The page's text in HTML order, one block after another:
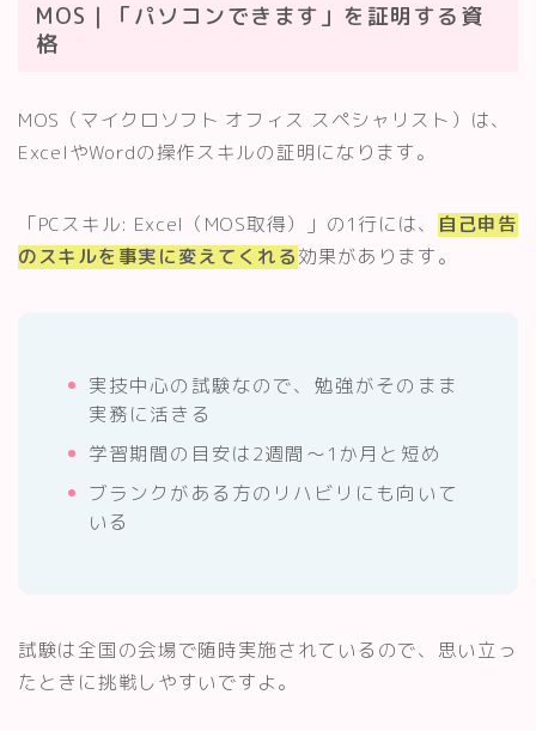
MOS｜「パソコンできます」を証明する資
格
MOS（マイクロソフト オフィス スペシャリスト）は、
ExcelやWordの操作スキルの証明になります。
「PCスキル: Excel（MOS取得）」の1行には、 自己申告
のスキルを事実に変えてくれる効果があります。
実技中心の試験なので、勉強がそのまま
実務に活きる
学習期間の目安は2週間〜1か月と短め
ブランクがある方のリハビリにも向いて
いる
試験は全国の会場で随時実施されているので、思い立っ
たときに挑戦しやすいですよ。